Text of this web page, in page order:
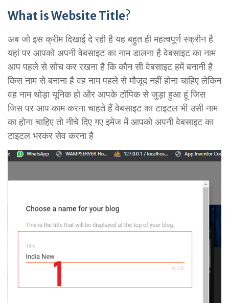
What is Website Title?
अब जो इस क्रीम दिखाई दे रही है यह बहुत ही महत्वपूर्ण स्क्रीन है
यहां पर आपको अपनी वेबसाइट का नाम डालना है वेबसाइट का नाम
आप पहले से सोच कर रखना है कि कौन सी वेबसाइट हमें बनानी है
किस नाम से बनाना है वह नाम पहले से मौजूद नहीं होना चाहिए लेकिन
वह नाम थोड़ा यूनिक हो और आपके टॉपिक से जुड़ा हुआ हूं जिस
जिस पर आप काम करना चाहते हैं वेबसाइट का टाइटल भी उसी नाम
का होना चाहिए तो नीचे दिए गए इमेज में आपको अपनी वेबसाइट का
टाइटल भरकर सेव करना है